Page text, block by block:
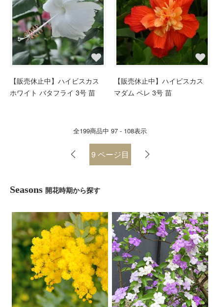
【販売休止中】ハイビスカス
ホワイト バタフライ 3号 苗
【販売休止中】ハイビスカス
マダム ペレ 3号 苗
全199商品中 97 - 108表示
9 ページ目
Seasons 開花時期から探す